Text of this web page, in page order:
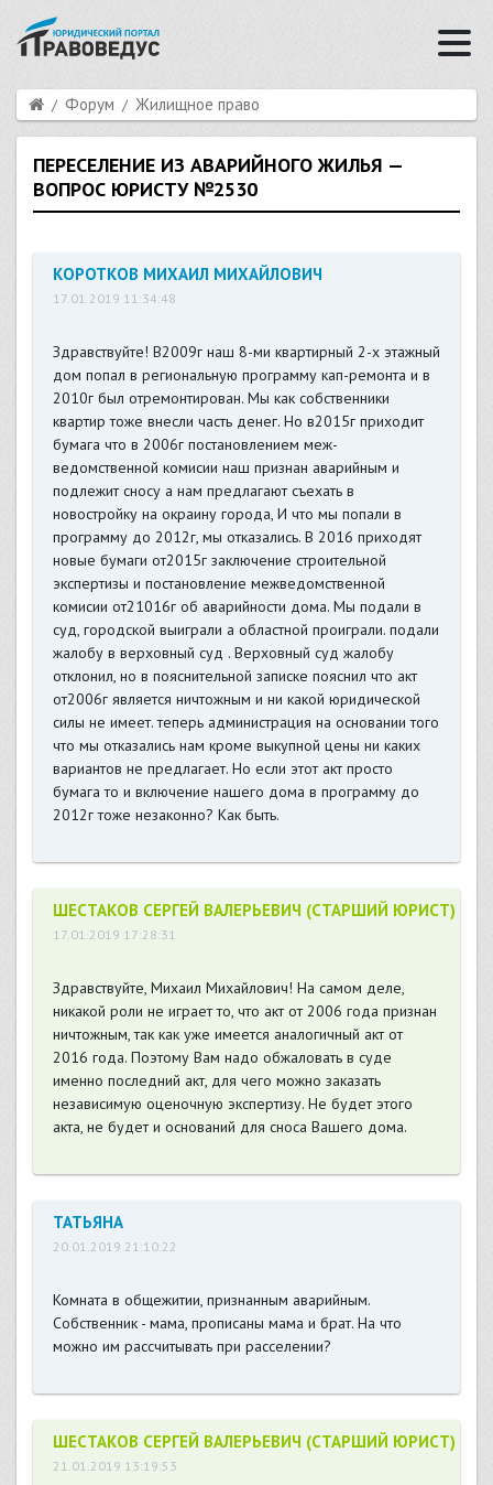
Форум Жилищное право
ПЕРЕСЕЛЕНИЕ ИЗ АВАРИЙНОГО ЖИЛЬЯ —
ВОПРОС ЮРИСТУ №2530
КОРОТКОВ МИХАИЛ МИХАЙЛОВИЧ
17.01.2019 11:34:48
Здравствуйте! В2009г наш 8-ми квартирный 2-х этажный
дом попал в региональную программу кап-ремонта и в
2010г был отремонтирован. Мы как собственники
квартир тоже внесли часть денег. Но в2015г приходит
бумага что в 2006г постановлением меж-
ведомственной комисии наш признан аварийным и
подлежит сносу а нам предлагают съехать в
новостройку на окраину города, И что мы попали в
программу до 2012г, мы отказались. В 2016 приходят
новые бумаги от2015г заключение строительной
экспертизы и постановление межведомственной
комисии от21016г об аварийности дома. Мы подали в
суд, городской выиграли а областной проиграли. подали
жалобу в верховный суд . Верховный суд жалобу
отклонил, но в пояснительной записке пояснил что акт
от2006г является ничтожным и ни какой юридической
силы не имеет. теперь администрация на основании того
что мы отказались нам кроме выкупной цены ни каких
вариантов не предлагает. Но если этот акт просто
бумага то и включение нашего дома в программу до
2012г тоже незаконно? Как быть.
ШЕСТАКОВ СЕРГЕЙ ВАЛЕРЬЕВИЧ (СТАРШИЙ ЮРИСТ)
17.01.2019 17:28:31
Здравствуйте, Михаил Михайлович! На самом деле,
никакой роли не играет то, что акт от 2006 года признан
ничтожным, так как уже имеется аналогичный акт от
2016 года. Поэтому Вам надо обжаловать в суде
именно последний акт, для чего можно заказать
независимую оценочную экспертизу. Не будет этого
акта, не будет и оснований для сноса Вашего дома.
ТАТЬЯНА
20.01.2019 21:10:22
Комната в общежитии, признанным аварийным.
Собственник - мама, прописаны мама и брат. На что
можно им рассчитывать при расселении?
ШЕСТАКОВ СЕРГЕЙ ВАЛЕРЬЕВИЧ (СТАРШИЙ ЮРИСТ)
21.01.2019 13:19:53